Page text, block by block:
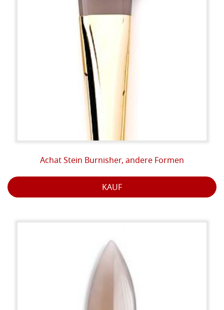
Achat Stein Burnisher, andere Formen
KAUF